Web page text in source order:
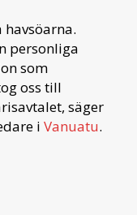
havsöarna.
personliga
som
oss till
säger
i Vanuatu.